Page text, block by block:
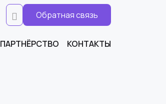
Обратная связь
ПАРТНЁРСТВО КОНТАКТЫ